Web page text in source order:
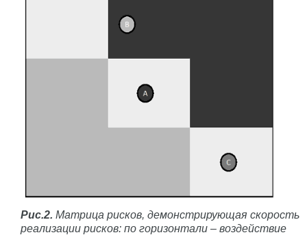
Рис.2. Матрица рисков, демонстрирующая скорость
реализации рисков: по горизонтали – воздействие